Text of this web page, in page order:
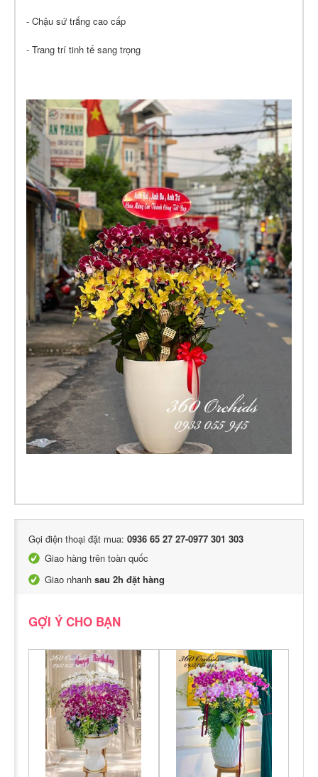
- Chậu sứ trắng cao cấp
- Trang trí tinh tế sang trọng
Gọi điện thoại đặt mua: 0936 65 27 27-0977 301 303
Giao hàng trên toàn quốc
Giao nhanh sau 2h đặt hàng
GỢI Ý CHO BẠN